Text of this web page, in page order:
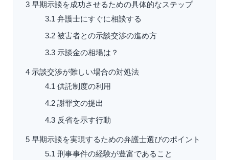
3 早期示談を成功させるための具体的なステップ
3.1 弁護士にすぐに相談する
3.2 被害者との示談交渉の進め方
3.3 示談金の相場は？
4 示談交渉が難しい場合の対処法
4.1 供託制度の利用
4.2 謝罪文の提出
4.3 反省を示す行動
5 早期示談を実現するための弁護士選びのポイント
5.1 刑事事件の経験が豊富であること